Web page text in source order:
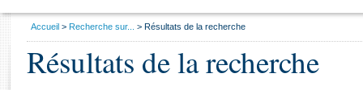
Général
Vous
Accueil Recherche sur... Résultats de la recherche
Résultats de la recherche